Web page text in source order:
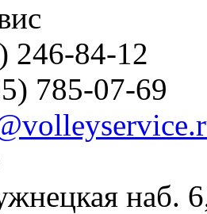
246-84-12
785-07-69
наб.